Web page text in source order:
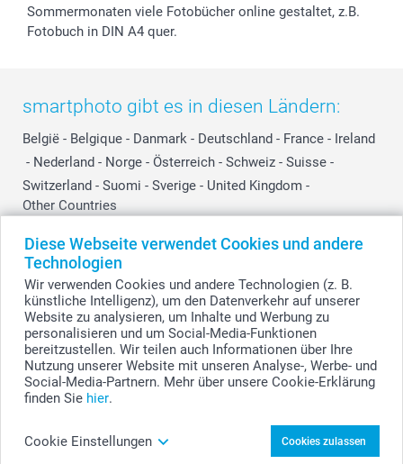
Diese Webseite verwendet Cookies und andere
Technologien
Wir verwenden Cookies und andere Technologien (z. B.
künstliche Intelligenz), um den Datenverkehr auf unserer
Website zu analysieren, um Inhalte und Werbung zu
personalisieren und um Social-Media-Funktionen
bereitzustellen. Wir teilen auch Informationen über Ihre
Nutzung unserer Website mit unseren Analyse-, Werbe- und
Social-Media-Partnern. Mehr über unsere Cookie-Erklärung
finden Sie hier.
Cookie Einstellungen Cookies zulassen
Sommermonaten viele Fotobücher online gestaltet, z.B.
Fotobuch in DIN A4 quer.
smartphoto gibt es in diesen Ländern:
België - Belgique - Danmark - Deutschland - France - Ireland
- Nederland - Norge - Österreich - Schweiz - Suisse -
Switzerland - Suomi - Sverige - United Kingdom -
Other Countries
© smartphoto Group. Alle Rechte vorbehalten.
Alle Preise verstehen sich in EURO (€) inkl. MwSt. und zzgl. Versandkosten.